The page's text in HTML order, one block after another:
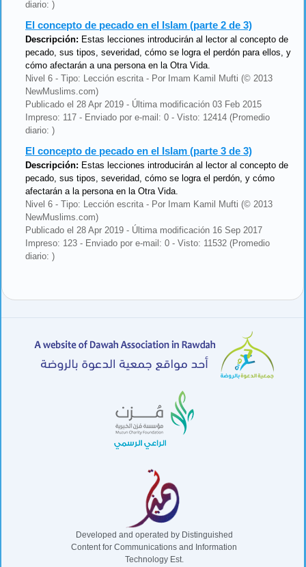
diario: )
El concepto de pecado en el Islam (parte 2 de 3)
Descripción: Estas lecciones introducirán al lector al concepto de
pecado, sus tipos, severidad, cómo se logra el perdón para ellos, y
cómo afectarán a una persona en la Otra Vida.
Nivel 6 - Tipo: Lección escrita - Por Imam Kamil Mufti (© 2013
NewMuslims.com)
Publicado el 28 Apr 2019 - Última modificación 03 Feb 2015
Impreso: 117 - Enviado por e-mail: 0 - Visto: 12414 (Promedio
diario: )
El concepto de pecado en el Islam (parte 3 de 3)
Descripción: Estas lecciones introducirán al lector al concepto de
pecado, sus tipos, severidad, cómo se logra el perdón, y cómo
afectarán a la persona en la Otra Vida.
Nivel 6 - Tipo: Lección escrita - Por Imam Kamil Mufti (© 2013
NewMuslims.com)
Publicado el 28 Apr 2019 - Última modificación 16 Sep 2017
Impreso: 123 - Enviado por e-mail: 0 - Visto: 11532 (Promedio
diario: )
Developed and operated by Distinguished
Content for Communications and Information
Technology Est.